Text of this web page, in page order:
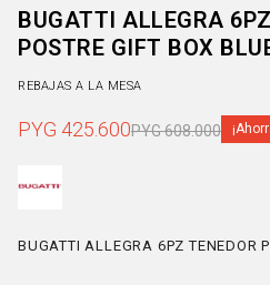
BUGATTI ALLEGRA
POSTRE GIFT BOX
REBAJAS A LA MESA
PYG 425.600PYG608.000
BUGATTI ALLEGRA 6PZ TENEDOR